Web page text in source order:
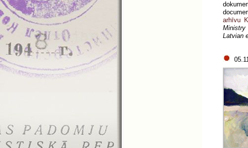
arhīvu
Latvian